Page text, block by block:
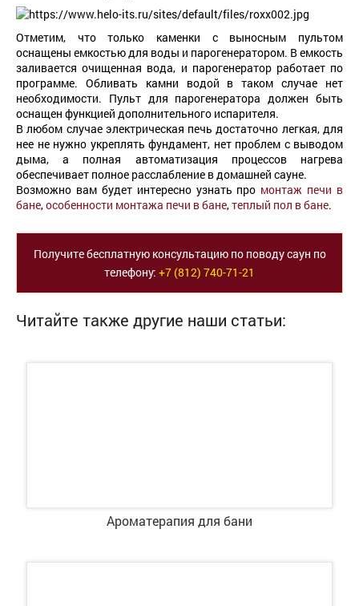
Отметим, что только каменки с выносным пультом
оснащены емкостью для воды и парогенератором. В емкость
заливается очищенная вода, и парогенератор работает по
программе. Обливать камни водой в таком случае нет
необходимости. Пульт для парогенератора должен быть
оснащен функцией дополнительного испарителя.
В любом случае электрическая печь достаточно легкая, для
нее не нужно укреплять фундамент, нет проблем с выводом
дыма, а полная автоматизация процессов нагрева
обеспечивает полное расслабление в домашней сауне.
Возможно вам будет интересно узнать про монтаж печи в
бане,особенности монтажа печи в бане,теплый пол в бане.
Получите бесплатную консультацию по поводу саун по
телефону: +7 (812) 740-71-21
Читайте также другие наши статьи:
Ароматерапия для бани